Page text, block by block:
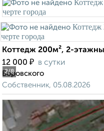
2/8
Коттедж 200м², 2-
12 000 ₽ в сутки
Воровского
Собственник, 05.08.2026